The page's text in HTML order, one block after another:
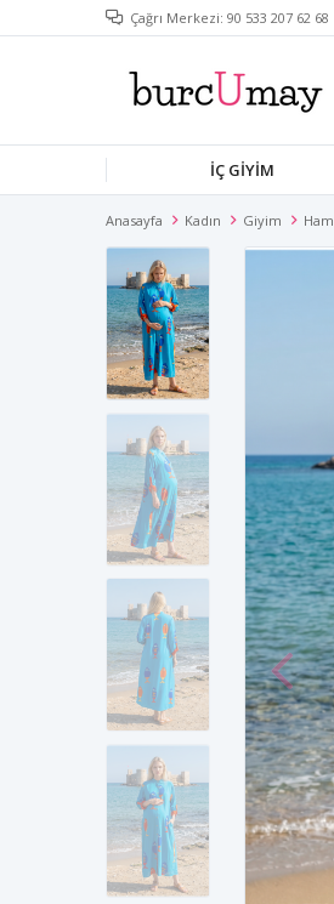
Çağrı Merkezi: 90 533 207 62 68
İÇ GIYIM
Anasayfa Kadın Giyim